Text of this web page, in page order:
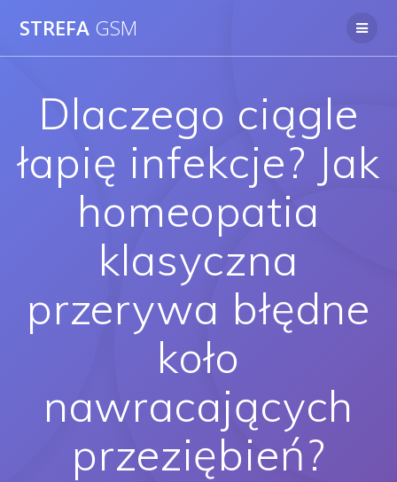
STREFA GSM
Dlaczego ciągle
łapię infekcje? Jak
homeopatia
klasyczna
przerywa błędne
koło
nawracających
przeziębień?